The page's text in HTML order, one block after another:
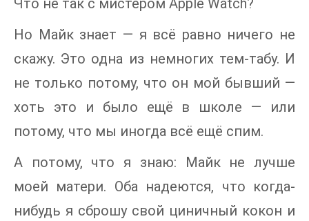
Но Майк знает — я всё равно ничего не
скажу. Это одна из немногих тем-табу. И
не только потому, что он мой бывший —
хоть это и было ещё в школе — или
потому, что мы иногда всё ещё спим.
А потому, что я знаю: Майк не лучше
моей матери. Оба надеются, что когда-
нибудь я сброшу свой циничный кокон и